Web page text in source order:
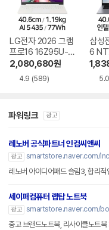
LG전자 2026 그램
프로16 16Z95U-G
S5WK
2,080,680원
4.9 (589)
삼성
6
A
5.0
파워링크 광고
레노버 공식파트너 인컴씨앤씨
광고 smartstore.naver.com/
레노버 아이디어패드 슬림3, 합리
세이퍼컴퓨터 랩탑 노트북
광고 smartstore.naver.com/
중고 브랜드노트북, 리사이클노트